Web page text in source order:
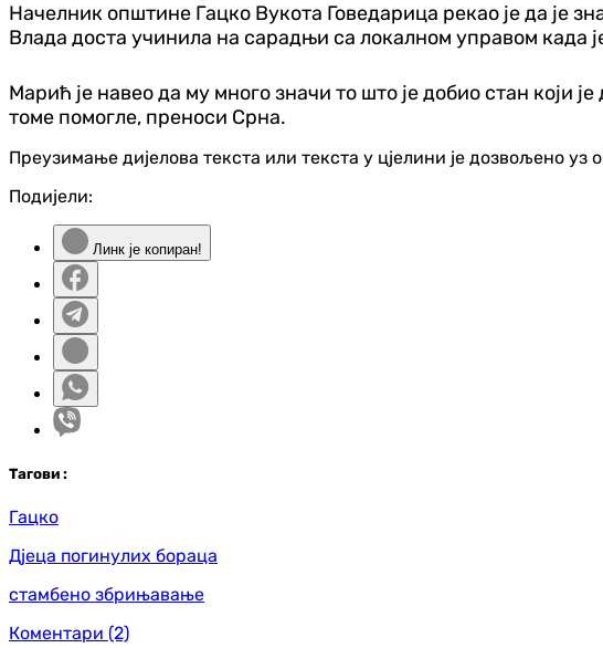
Начелник општине Гацко Вукота Говедарица рекао је да је
Влада доста учинила на сарадњи са локалном управом када
Марић је навео да му много значи то што је добио стан који
томе помогле, преноси Срна.
Преузимање дијелова текста или текста у цјелини је дозвољено
Подијели:
Линк је копиран!
Тагови :
Гацко
Дјеца погинулих бораца
стамбено збрињавање
Коментари (2)